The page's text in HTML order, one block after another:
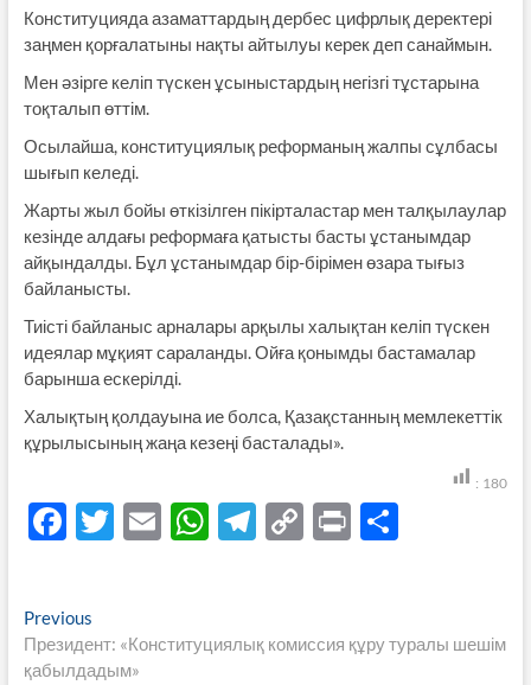
Конституцияда азаматтардың дербес цифрлық деректері
заңмен қорғалатыны нақты айтылуы керек деп санаймын.
Мен әзірге келіп түскен ұсыныстардың негізгі тұстарына
тоқталып өттім.
Осылайша, конституциялық реформаның жалпы сұлбасы
шығып келеді.
Жарты жыл бойы өткізілген пікірталастар мен талқылаулар
кезінде алдағы реформаға қатысты басты ұстанымдар
айқындалды. Бұл ұстанымдар бір-бірімен өзара тығыз
байланысты.
Тиісті байланыс арналары арқылы халықтан келіп түскен
идеялар мұқият сараланды. Ойға қонымды бастамалар
барынша ескерілді.
Халықтың қолдауына ие болса, Қазақстанның мемлекеттік
құрылысының жаңа кезеңі басталады».
: 180
F
b
o
T
er
E W
s
T
gr
C
y
P S
e
Навигация
по
PreviousPrevious
post:
Президент: «Конституциялық комиссия құру туралы шешім
қабылдадым»